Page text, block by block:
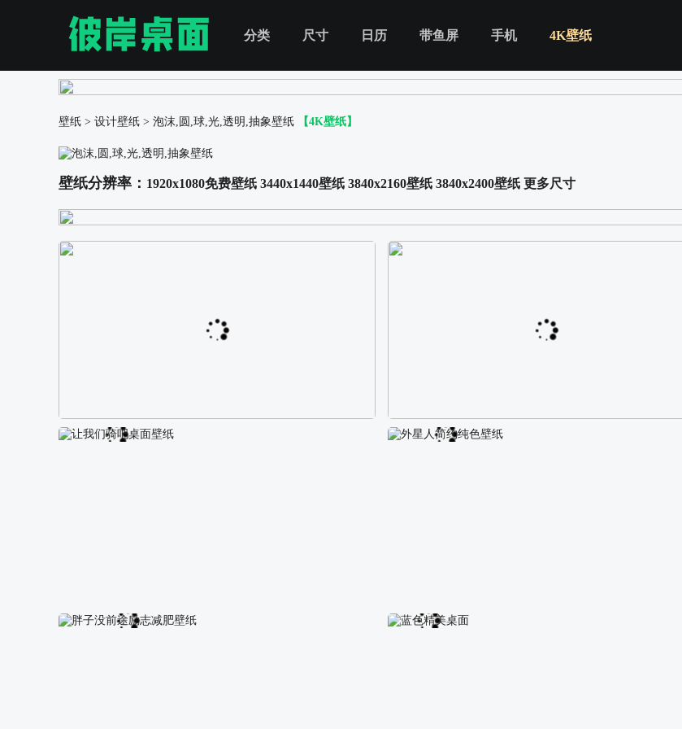
分类 尺寸 日历 带鱼屏 手机 4K壁纸
壁纸 > 设计壁纸 > 泡沫,圆,球,光,透明,抽象壁纸 【4K壁纸】
壁纸分辨率： 1920x1080免费壁纸 3440x1440壁纸 3840x2160壁纸 3840x2400壁纸 更多尺寸
阿尔卑斯山区自然风景壁纸 校园长发可爱美女4K电脑壁纸
让我们骑吧桌面壁纸 外星人简约纯色壁纸